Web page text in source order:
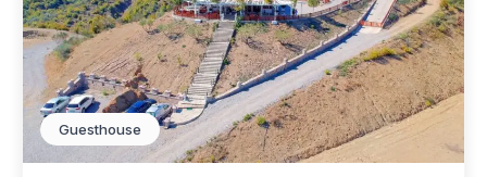
Guesthouse